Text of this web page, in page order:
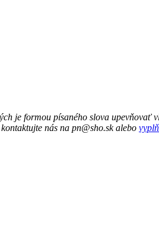
je formou písaného slova upevňovať
nás na pn@sho.sk alebo